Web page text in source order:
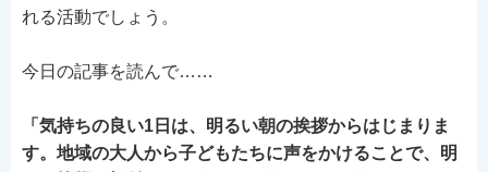
れる活動でしょう。
今日の記事を読んで……
「気持ちの良い1日は、明るい朝の挨拶からはじまりま
す。地域の大人から子どもたちに声をかけることで、明